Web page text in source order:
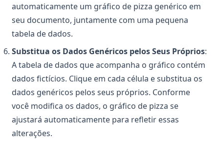
automaticamente um gráfico de pizza genérico em
seu documento, juntamente com uma pequena
tabela de dados.
Substitua os Dados Genéricos pelos Seus Próprios:
A tabela de dados que acompanha o gráfico contém
dados fictícios. Clique em cada célula e substitua os
dados genéricos pelos seus próprios. Conforme
você modifica os dados, o gráfico de pizza se
ajustará automaticamente para refletir essas
alterações.